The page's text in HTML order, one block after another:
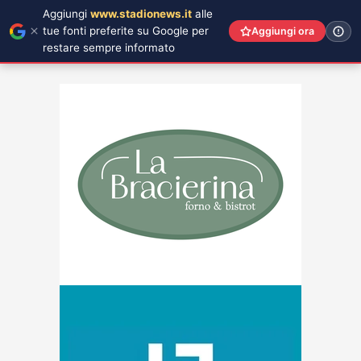
Aggiungi www.stadionews.it alle
tue fonti preferite su Google per
restare sempre informato
Aggiungi ora